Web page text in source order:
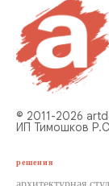
© 2011-2026
ИП Тимошков
решения